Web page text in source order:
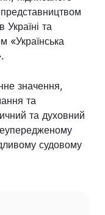
та
«Українська
значення,
та
та духовний
судовому